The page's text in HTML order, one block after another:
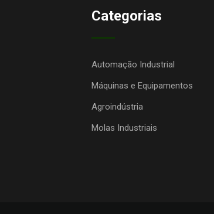
Categorias
Automação Industrial
Máquinas e Equipamentos
Agroindústria
Molas Industriais